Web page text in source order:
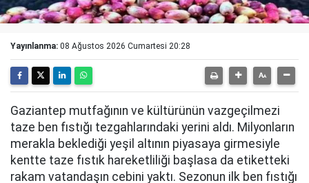
Yayınlanma: 08 Ağustos 2026 Cumartesi 20:28
Gaziantep mutfağının ve kültürünün vazgeçilmezi
taze ben fıstığı tezgahlarındaki yerini aldı. Milyonların
merakla beklediği yeşil altının piyasaya girmesiyle
kentte taze fıstık hareketliliği başlasa da etiketteki
rakam vatandaşın cebini yaktı. Sezonun ilk ben fıstığı